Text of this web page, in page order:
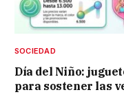
SOCIEDAD
Día del Niño:
para sostener las